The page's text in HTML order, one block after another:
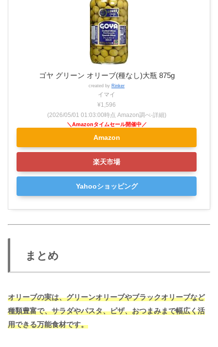
ゴヤ グリーン オリーブ(種なし)大瓶 875g
created by Rinker
イマイ
¥1,596
(2026/05/01 01:03:00時点 Amazon調べ-詳細)
Amazon
楽天市場
Yahooショッピング
まとめ
オリーブの実は、グリーンオリーブやブラックオリーブなど
種類豊富で、サラダやパスタ、ピザ、おつまみまで幅広く活
用できる万能食材です。